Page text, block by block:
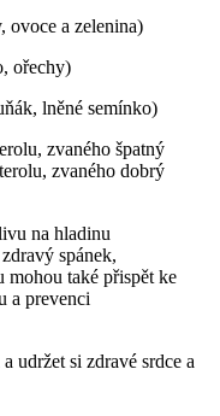
ovoce a zelenina)
ořechy)
lněné semínko)
zvaného špatný
zvaného dobrý
na hladinu
spánek,
mohou také přispět ke
a prevenci